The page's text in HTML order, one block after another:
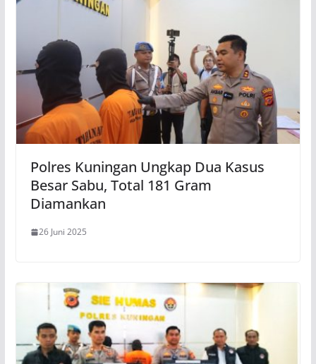
Polres Kuningan Ungkap Dua Kasus
Besar Sabu, Total 181 Gram
Diamankan
26 Juni 2025